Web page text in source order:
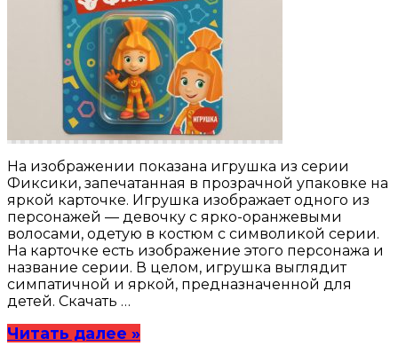
На изображении показана игрушка из серии
Фиксики, запечатанная в прозрачной упаковке на
яркой карточке. Игрушка изображает одного из
персонажей — девочку с ярко-оранжевыми
волосами, одетую в костюм с символикой серии.
На карточке есть изображение этого персонажа и
название серии. В целом, игрушка выглядит
симпатичной и яркой, предназначенной для
детей. Скачать …
Читать далее »